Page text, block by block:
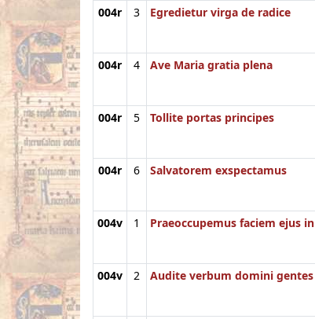
004r 3 Egredietur virga de radice
004r 4 Ave Maria gratia plena
004r 5 Tollite portas principes
004r 6 Salvatorem exspectamus
004v 1 Praeoccupemus faciem ejus in
004v 2 Audite verbum domini gentes